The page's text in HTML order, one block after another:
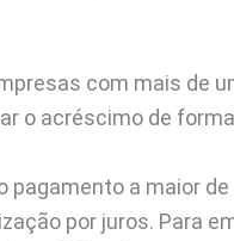
com mais de
o acréscimo de
a maior de
por juros. Para